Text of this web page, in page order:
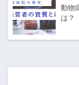
動物
は？